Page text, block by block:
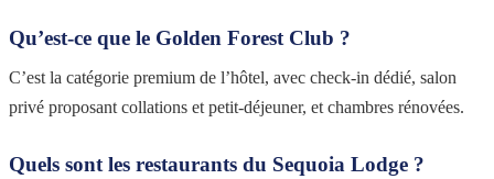
Qu’est-ce que le Golden Forest Club ?
C’est la catégorie premium de l’hôtel, avec check-in dédié, salon
privé proposant collations et petit-déjeuner, et chambres rénovées.
Quels sont les restaurants du Sequoia Lodge ?